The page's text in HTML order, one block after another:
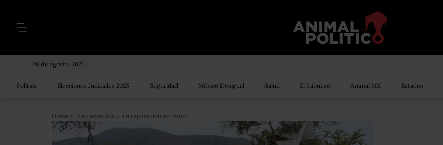
08 de agosto, 2026
Política Elecciones Judiciales 2025 Seguridad México Desigual Salud El Sabueso Animal MX Estados
Home > Sin detenidos y sin reparación de daños, a casi 3 años del enfrentamiento en Ostula, víctimas exigen justicia